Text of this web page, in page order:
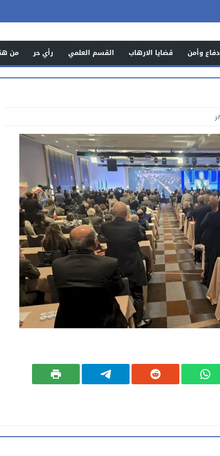
دفاع وأمن قضايا الارهاب القسم العلمي رأي حر من